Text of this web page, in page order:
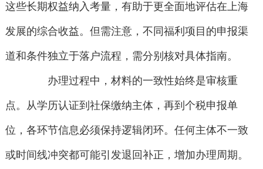
这些长期权益纳入考量，有助于更全面地评估在上海
发展的综合收益。但需注意，不同福利项目的申报渠
道和条件独立于落户流程，需分别核对具体指南。
办理过程中，材料的一致性始终是审核重
点。从学历认证到社保缴纳主体，再到个税申报单
位，各环节信息必须保持逻辑闭环。任何主体不一致
或时间线冲突都可能引发退回补正，增加办理周期。